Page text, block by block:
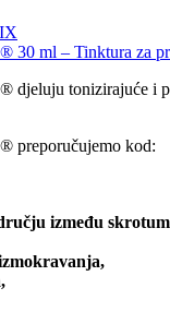
ml – Tinktura za
tonizirajuće i
preporučujemo kod:
između